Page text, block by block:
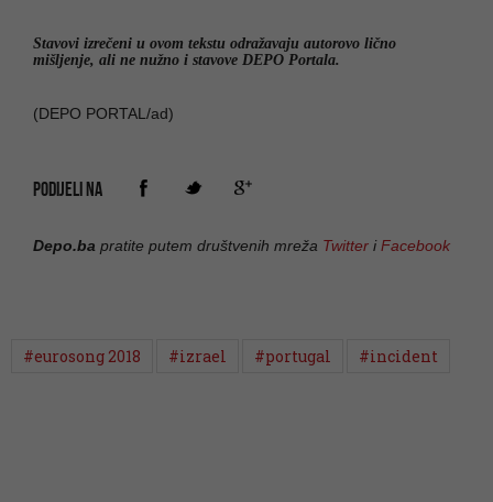
Stavovi izrečeni u ovom tekstu odražavaju autorovo lično
mišljenje, ali ne nužno i stavove DEPO Portala.
(DEPO PORTAL/ad)
PODIJELI NA
Depo.ba pratite putem društvenih mreža Twitter iFacebook
#eurosong 2018 #izrael #portugal #incident